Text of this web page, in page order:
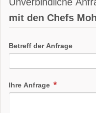
mit den Chefs
Betreff der Anfrage
Ihre Anfrage